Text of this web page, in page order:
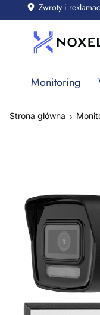
Zwroty i
Monitoring
Strona główna